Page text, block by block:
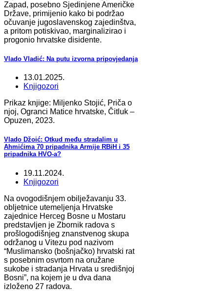
Zapad, posebno Sjedinjene Američke
Države, primijenio kako bi podržao
očuvanje jugoslavenskog zajedinštva,
a pritom potiskivao, marginalizirao i
progonio hrvatske disidente.
Vlado Vladić: Na putu izvorna pripovjedanja
13.01.2025.
Knjigozori
Prikaz knjige: Miljenko Stojić, Priča o
njoj, Ogranci Matice hrvatske, Čitluk –
Opuzen, 2023.
Vlado Džoić: Otkud među stradalim u
Ahmićima 70 pripadnika Armije RBiH i 35
pripadnika HVO-a?
19.11.2024.
Knjigozori
Na ovogodišnjem obilježavanju 33.
obljetnice utemeljenja Hrvatske
zajednice Herceg Bosne u Mostaru
predstavljen je Zbornik radova s
prošlogodišnjeg znanstvenog skupa
održanog u Vitezu pod nazivom
“Muslimansko (bošnjačko) hrvatski rat
s posebnim osvrtom na oružane
sukobe i stradanja Hrvata u središnjoj
Bosni”, na kojem je u dva dana
izloženo 27 radova.